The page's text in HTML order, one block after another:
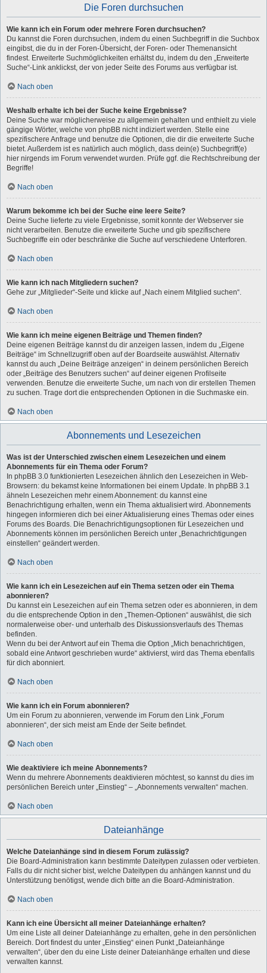
Die Foren durchsuchen
Wie kann ich ein Forum oder mehrere Foren durchsuchen?
Du kannst die Foren durchsuchen, indem du einen Suchbegriff in die Suchbox
eingibst, die du in der Foren-Übersicht, der Foren- oder Themenansicht
findest. Erweiterte Suchmöglichkeiten erhältst du, indem du den „Erweiterte
Suche“-Link anklickst, der von jeder Seite des Forums aus verfügbar ist.
Nach oben
Weshalb erhalte ich bei der Suche keine Ergebnisse?
Deine Suche war möglicherweise zu allgemein gehalten und enthielt zu viele
gängige Wörter, welche von phpBB nicht indiziert werden. Stelle eine
spezifischere Anfrage und benutze die Optionen, die dir die erweiterte Suche
bietet. Außerdem ist es natürlich auch möglich, dass dein(e) Suchbegriff(e)
hier nirgends im Forum verwendet wurden. Prüfe ggf. die Rechtschreibung der
Begriffe!
Nach oben
Warum bekomme ich bei der Suche eine leere Seite?
Deine Suche lieferte zu viele Ergebnisse, somit konnte der Webserver sie
nicht verarbeiten. Benutze die erweiterte Suche und gib spezifischere
Suchbegriffe ein oder beschränke die Suche auf verschiedene Unterforen.
Nach oben
Wie kann ich nach Mitgliedern suchen?
Gehe zur „Mitglieder“-Seite und klicke auf „Nach einem Mitglied suchen“.
Nach oben
Wie kann ich meine eigenen Beiträge und Themen finden?
Deine eigenen Beiträge kannst du dir anzeigen lassen, indem du „Eigene
Beiträge“ im Schnellzugriff oben auf der Boardseite auswählst. Alternativ
kannst du auch „Deine Beiträge anzeigen“ in deinem persönlichen Bereich
oder „Beiträge des Benutzers suchen“ auf deiner eigenen Profilseite
verwenden. Benutze die erweiterte Suche, um nach von dir erstellen Themen
zu suchen. Trage dort die entsprechenden Optionen in die Suchmaske ein.
Nach oben
Abonnements und Lesezeichen
Was ist der Unterschied zwischen einem Lesezeichen und einem
Abonnements für ein Thema oder Forum?
In phpBB 3.0 funktionierten Lesezeichen ähnlich den Lesezeichen in Web-
Browsern: du bekamst keine Informationen bei einem Update. In phpBB 3.1
ähneln Lesezeichen mehr einem Abonnement: du kannst eine
Benachrichtigung erhalten, wenn ein Thema aktualisiert wird. Abonnements
hingegen informieren dich bei einer Aktualisierung eines Themas oder eines
Forums des Boards. Die Benachrichtigungsoptionen für Lesezeichen und
Abonnements können im persönlichen Bereich unter „Benachrichtigungen
einstellen“ geändert werden.
Nach oben
Wie kann ich ein Lesezeichen auf ein Thema setzen oder ein Thema
abonnieren?
Du kannst ein Lesezeichen auf ein Thema setzen oder es abonnieren, in dem
du die entsprechende Option in den „Themen-Optionen“ auswählst, die sich
normalerweise ober- und unterhalb des Diskussionsverlaufs des Themas
befinden.
Wenn du bei der Antwort auf ein Thema die Option „Mich benachrichtigen,
sobald eine Antwort geschrieben wurde“ aktivierst, wird das Thema ebenfalls
für dich abonniert.
Nach oben
Wie kann ich ein Forum abonnieren?
Um ein Forum zu abonnieren, verwende im Forum den Link „Forum
abonnieren“, der sich meist am Ende der Seite befindet.
Nach oben
Wie deaktiviere ich meine Abonnements?
Wenn du mehrere Abonnements deaktivieren möchtest, so kannst du dies im
persönlichen Bereich unter „Einstieg“ – „Abonnements verwalten“ machen.
Nach oben
Dateianhänge
Welche Dateianhänge sind in diesem Forum zulässig?
Die Board-Administration kann bestimmte Dateitypen zulassen oder verbieten.
Falls du dir nicht sicher bist, welche Dateitypen du anhängen kannst und du
Unterstützung benötigst, wende dich bitte an die Board-Administration.
Nach oben
Kann ich eine Übersicht all meiner Dateianhänge erhalten?
Um eine Liste all deiner Dateianhänge zu erhalten, gehe in den persönlichen
Bereich. Dort findest du unter „Einstieg“ einen Punkt „Dateianhänge
verwalten“, über den du eine Liste deiner Dateianhänge erhalten und diese
verwalten kannst.